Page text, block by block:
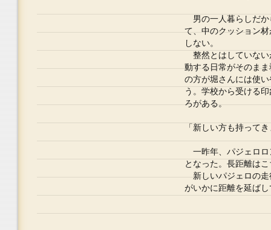
男の一人暮らしだか
て、中のクッション
しない。
整然とはしていない
動する日常がそのま
の方が堀さんには使
う。学校から受ける
ろがある。
「新しい方も持って
一昨年、パジェロロ
となった。長距離は
新しいパジェロの走
がいかに距離を延ば